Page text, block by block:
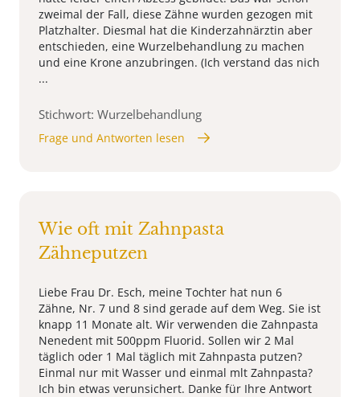
zweimal der Fall, diese Zähne wurden gezogen mit
Platzhalter. Diesmal hat die Kinderzahnärztin aber
entschieden, eine Wurzelbehandlung zu machen
und eine Krone anzubringen. (Ich verstand das nich
...
Stichwort: Wurzelbehandlung
Frage und Antworten lesen
Wie oft mit Zahnpasta
Zähneputzen
Liebe Frau Dr. Esch, meine Tochter hat nun 6
Zähne, Nr. 7 und 8 sind gerade auf dem Weg. Sie ist
knapp 11 Monate alt. Wir verwenden die Zahnpasta
Nenedent mit 500ppm Fluorid. Sollen wir 2 Mal
täglich oder 1 Mal täglich mit Zahnpasta putzen?
Einmal nur mit Wasser und einmal mlt Zahnpasta?
Ich bin etwas verunsichert. Danke für Ihre Antwort